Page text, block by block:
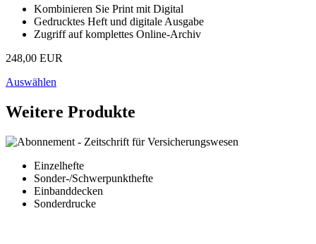
Kombinieren Sie Print mit Digital
Gedrucktes Heft und digitale Ausgabe
Zugriff auf komplettes Online-Archiv
248,00 EUR
Auswählen
Weitere Produkte
Einzelhefte
Sonder-/Schwerpunkthefte
Einbanddecken
Sonderdrucke